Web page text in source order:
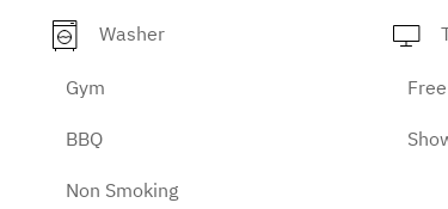
Washer
Gym
BBQ
Non Smoking